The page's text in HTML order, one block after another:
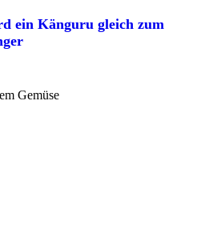
ein Känguru gleich zum